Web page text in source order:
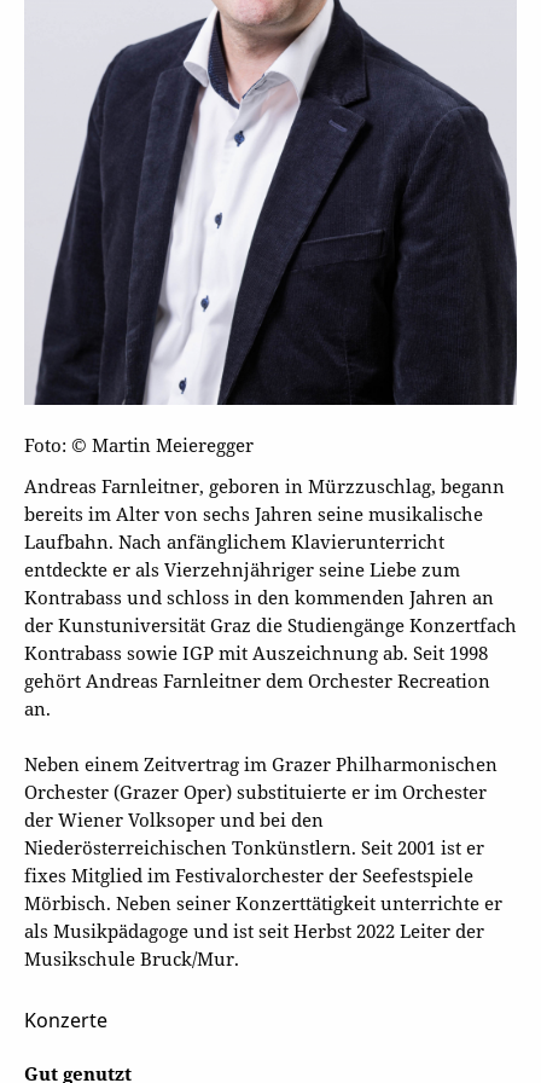
Foto: © Martin Meieregger
Andreas Farnleitner, geboren in Mürzzuschlag, begann
bereits im Alter von sechs Jahren seine musikalische
Laufbahn. Nach anfänglichem Klavierunterricht
entdeckte er als Vierzehnjähriger seine Liebe zum
Kontrabass und schloss in den kommenden Jahren an
der Kunstuniversität Graz die Studiengänge Konzertfach
Kontrabass sowie IGP mit Auszeichnung ab. Seit 1998
gehört Andreas Farnleitner dem Orchester Recreation
an.
Neben einem Zeitvertrag im Grazer Philharmonischen
Orchester (Grazer Oper) substituierte er im Orchester
der Wiener Volksoper und bei den
Niederösterreichischen Tonkünstlern. Seit 2001 ist er
fixes Mitglied im Festivalorchester der Seefestspiele
Mörbisch. Neben seiner Konzerttätigkeit unterrichte er
als Musikpädagoge und ist seit Herbst 2022 Leiter der
Musikschule Bruck/Mur.
Konzerte
Gut genutzt